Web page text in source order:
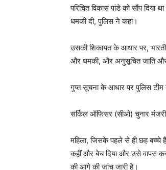
परिचित विकास पांडे को सौंप
धमकी दी, पुलिस ने कहा।
उसकी शिकायत के आधार पर,
और धमकी, और अनुसूचित जाति और
गुप्त सूचना के आधार पर पुलिस टीम
सर्किल ऑफिसर (सीओ) चुनार मंजरी
महिला, जिसके पहले से ही छह बच्चे
कहीं और बेच दिया और उसे वापस
की आगे की जांच जारी है।